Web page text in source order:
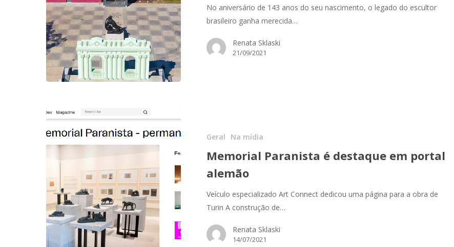
No aniversário de 143 anos do seu nascimento, o legado do escultor
brasileiro ganha merecida…
Renata Sklaski
21/09/2021
Geral Na mídia
Memorial Paranista é destaque em portal
alemão
Veículo especializado Art Connect dedicou uma página para a obra de
Turin A construção de…
Renata Sklaski
14/07/2021